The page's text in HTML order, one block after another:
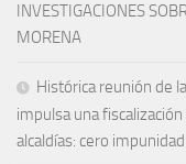
INVESTIGACIONES
MORENA
Histórica reunión de
impulsa una
alcaldías: cero